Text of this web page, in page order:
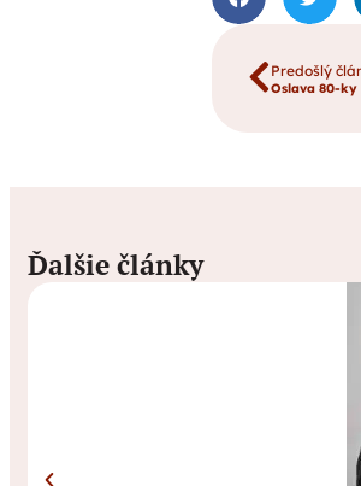
Predošlý
Oslava 80-ky
Ďalšie články